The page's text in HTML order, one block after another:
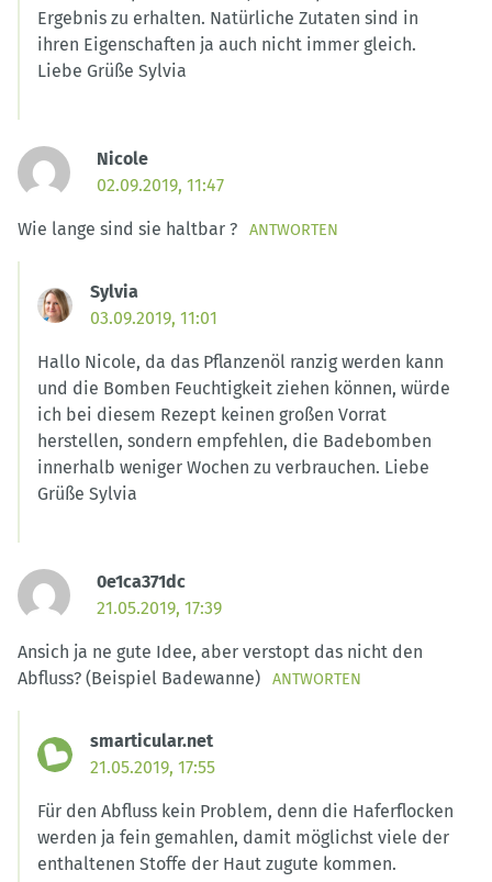
Ergebnis zu erhalten. Natürliche Zutaten sind in
ihren Eigenschaften ja auch nicht immer gleich.
Liebe Grüße Sylvia
Nicole
02.09.2019, 11:47
Wie lange sind sie haltbar ? ANTWORTEN
Sylvia
03.09.2019, 11:01
Hallo Nicole, da das Pflanzenöl ranzig werden kann
und die Bomben Feuchtigkeit ziehen können, würde
ich bei diesem Rezept keinen großen Vorrat
herstellen, sondern empfehlen, die Badebomben
innerhalb weniger Wochen zu verbrauchen. Liebe
Grüße Sylvia
0e1ca371dc
21.05.2019, 17:39
Ansich ja ne gute Idee, aber verstopt das nicht den
Abfluss? (Beispiel Badewanne)
ANTWORTEN
smarticular.net
21.05.2019, 17:55
Für den Abfluss kein Problem, denn die Haferflocken
werden ja fein gemahlen, damit möglichst viele der
enthaltenen Stoffe der Haut zugute kommen.